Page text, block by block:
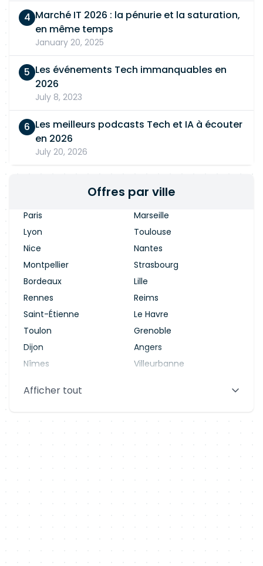
Marché IT 2026 : la pénurie et la saturation,
en même temps
January 20, 2025
Les événements Tech immanquables en
2026
July 8, 2023
Les meilleurs podcasts Tech et IA à écouter
en 2026
July 20, 2026
Offres par ville
Paris
Marseille
Lyon
Toulouse
Nice
Nantes
Montpellier
Strasbourg
Bordeaux
Lille
Rennes
Reims
Saint-Étienne
Le Havre
Toulon
Grenoble
Dijon
Angers
Nîmes
Villeurbanne
Aix-en-Provence
Afficher tout